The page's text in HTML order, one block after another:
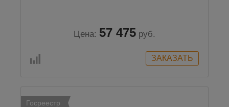
Цена: 57 475 руб.
Госреестр